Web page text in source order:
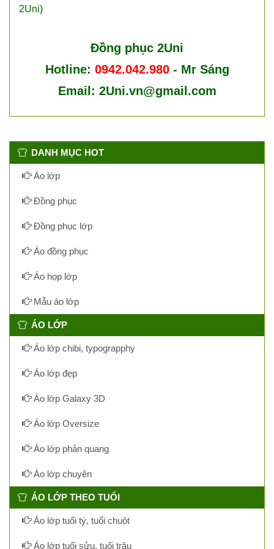
2Uni)
Đồng phục 2Uni
Hotline: 0942.042.980 - Mr Sáng
Email: 2Uni.vn@gmail.com
DANH MỤC HOT
Áo lớp
Đồng phục
Đồng phục lớp
Áo đồng phục
Áo họp lớp
Mẫu áo lớp
ÁO LỚP
Áo lớp chibi, typograpphy
Áo lớp đẹp
Áo lớp Galaxy 3D
Áo lớp Oversize
Áo lớp phản quang
Áo lớp chuyên
ÁO LỚP THEO TUỔI
Áo lớp tuổi tý, tuổi chuột
Áo lớp tuổi sửu, tuổi trâu